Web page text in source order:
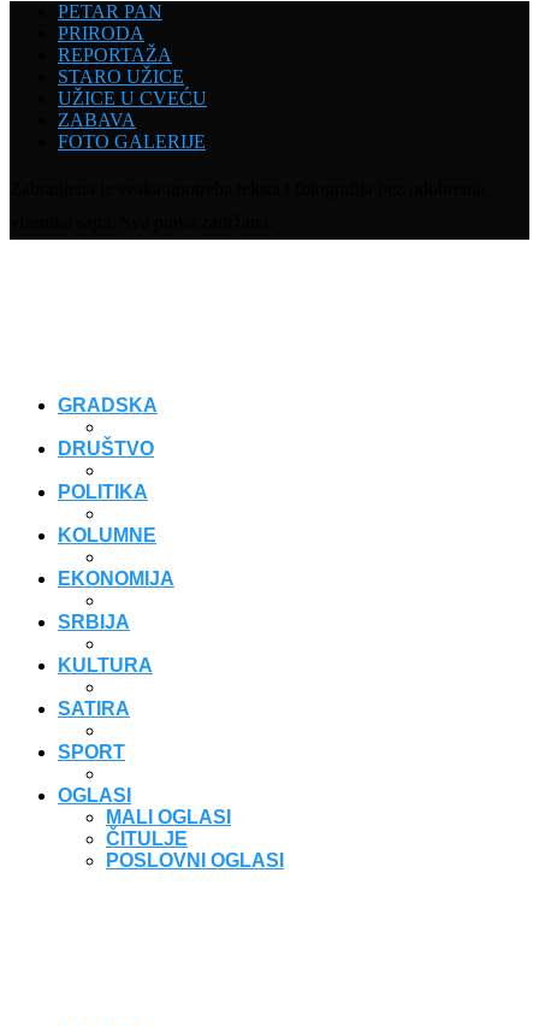
PETAR PAN
PRIRODA
REPORTAŽA
STARO UŽICE
UŽICE U CVEĆU
ZABAVA
FOTO GALERIJE
GRADSKA
DRUŠTVO
POLITIKA
KOLUMNE
EKONOMIJA
SRBIJA
KULTURA
SATIRA
SPORT
OGLASI
MALI OGLASI
ČITULJE
POSLOVNI OGLASI